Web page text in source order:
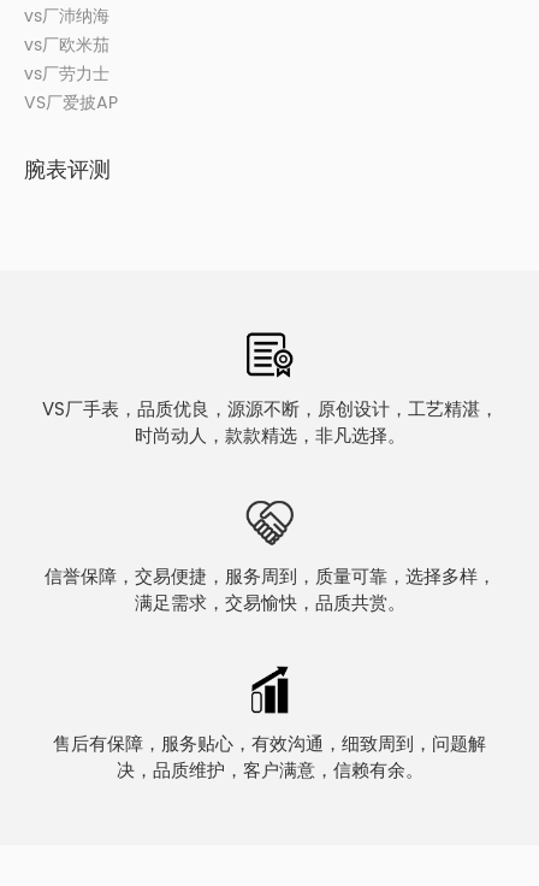
vs厂沛纳海
vs厂欧米茄
vs厂劳力士
VS厂爱披AP
腕表评测
VS厂手表，品质优良，源源不断，原创设计，工艺精湛，
时尚动人，款款精选，非凡选择。
信誉保障，交易便捷，服务周到，质量可靠，选择多样，
满足需求，交易愉快，品质共赏。
售后有保障，服务贴心，有效沟通，细致周到，问题解
决，品质维护，客户满意，信赖有余。